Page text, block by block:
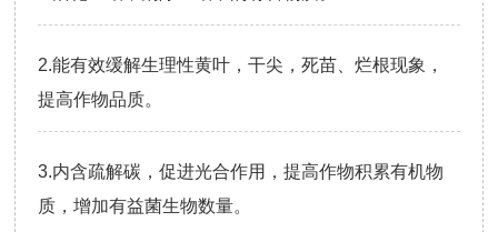
2.能有效缓解生理性黄叶，干尖，死苗、烂根现象，
提高作物品质。
3.内含疏解碳，促进光合作用，提高作物积累有机物
质，增加有益菌生物数量。